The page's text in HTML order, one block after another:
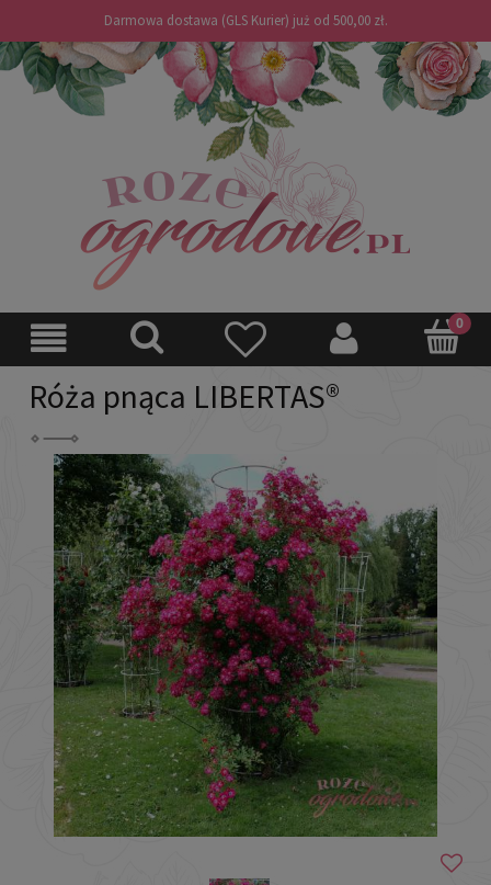
Darmowa dostawa (GLS Kurier) już od 500,00 zł.
Róża pnąca LIBERTAS®